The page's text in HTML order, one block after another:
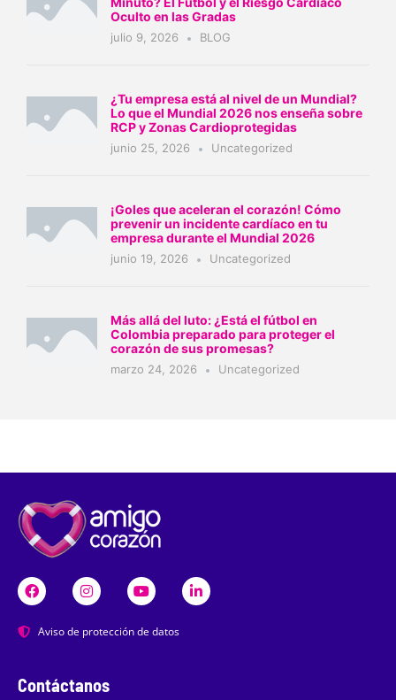
Oculto en las Gradas
julio 9, 2026 BLOG
¿Tu empresa está al nivel de un Mundial?
Lo que el Mundial 2026 nos enseña sobre
RCP y Zonas Cardioprotegidas
junio 25, 2026 Uncategorized
¡Goles que aceleran el corazón! Cómo
prevenir un incidente cardíaco en tu
empresa durante el Mundial 2026
junio 19, 2026 Uncategorized
Más allá del luto: ¿Está el fútbol en
Colombia preparado para proteger el
corazón de sus promesas?
marzo 24, 2026 Uncategorized
Aviso de protección de datos
Contáctanos